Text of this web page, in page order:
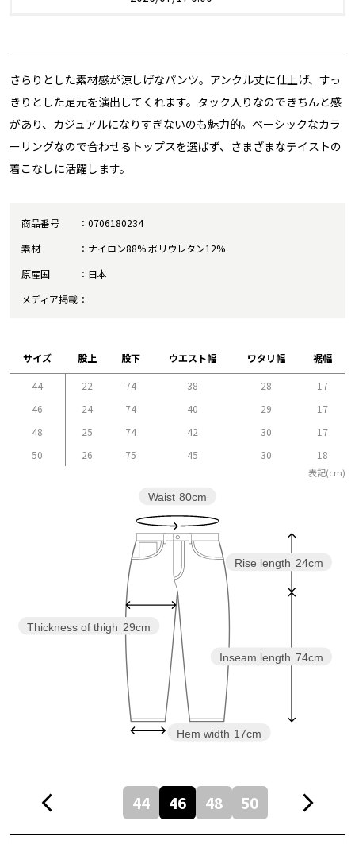
さらりとした素材感が涼しげなパンツ。アンクル丈に仕上げ、すっ
きりとした足元を演出してくれます。タック入りなのできちんと感
があり、カジュアルになりすぎないのも魅力的。ベーシックなカラ
ーリングなので合わせるトップスを選ばず、さまざまなテイストの
着こなしに活躍します。
商品番号
0706180234
素材
ナイロン88% ポリウレタン12%
原産国
日本
メディア掲載
サイズ 股上 股下 ウエスト幅 ワタリ幅 裾幅
44 22 74 38 28
17
46
24 74 40 29
17
48
25 74 42 30
17
50
26 75 45 30 18
表記(cm)
Inseam length 74cm
Rise length 24cm
Hem width 17cm
Thickness of thigh 29cm
Waist 80cm
44 46 48 50